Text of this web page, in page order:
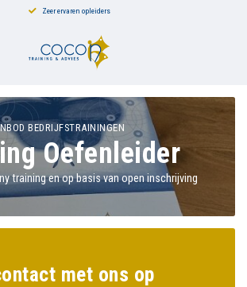
Zeer ervaren opleiders
BEDRIJFSTRAININGEN
Oefenleider
training en op basis van open inschrijving
met ons op